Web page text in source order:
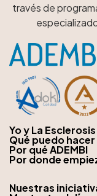
través de
Yo y La
Qué puedo hacer
Por qué ADEMBI
Por donde
Nuestras